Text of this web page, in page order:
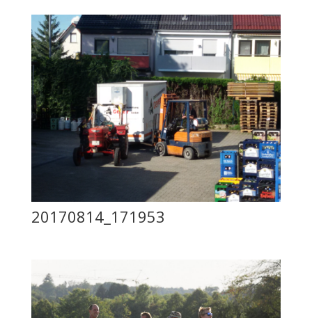
20170814_171953